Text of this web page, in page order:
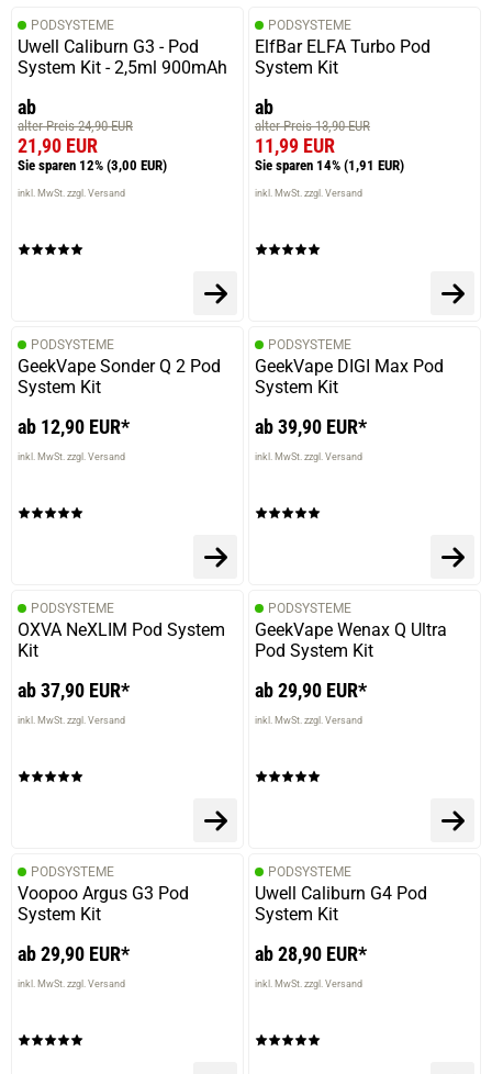
PODSYSTEME
Uwell Caliburn G3 - Pod
System Kit - 2,5ml 900mAh
ab
alter Preis 24,90 EUR
21,90 EUR
Sie sparen 12% (3,00 EUR)
inkl. MwSt. zzgl. Versand
PODSYSTEME
ElfBar ELFA Turbo Pod
System Kit
ab
alter Preis 13,90 EUR
11,99 EUR
Sie sparen 14% (1,91 EUR)
inkl. MwSt. zzgl. Versand
PODSYSTEME
GeekVape Sonder Q 2 Pod
System Kit
ab 12,90 EUR*
inkl. MwSt. zzgl. Versand
PODSYSTEME
GeekVape DIGI Max Pod
System Kit
ab 39,90 EUR*
inkl. MwSt. zzgl. Versand
PODSYSTEME
OXVA NeXLIM Pod System
Kit
ab 37,90 EUR*
inkl. MwSt. zzgl. Versand
PODSYSTEME
GeekVape Wenax Q Ultra
Pod System Kit
ab 29,90 EUR*
inkl. MwSt. zzgl. Versand
PODSYSTEME
Voopoo Argus G3 Pod
System Kit
ab 29,90 EUR*
inkl. MwSt. zzgl. Versand
PODSYSTEME
Uwell Caliburn G4 Pod
System Kit
ab 28,90 EUR*
inkl. MwSt. zzgl. Versand